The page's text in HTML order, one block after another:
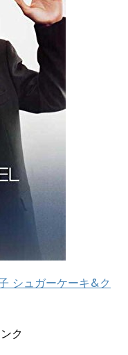
シュガーケーキ&ク
ク